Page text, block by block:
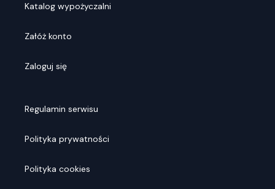
Katalog wypożyczalni
Załóż konto
Zaloguj się
Regulamin serwisu
Polityka prywatności
Polityka cookies